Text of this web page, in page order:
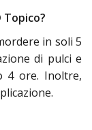
in soli 5
di pulci e
4 ore. Inoltre,